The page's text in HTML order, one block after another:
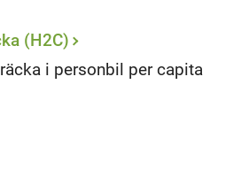
(H2C)
i personbil per capita